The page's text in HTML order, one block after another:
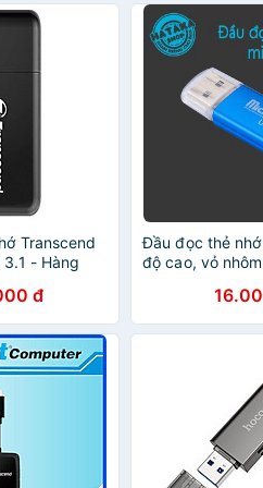
Transcend
3.1 - Hàng
đ
Đầu đọc thẻ
độ cao, vỏ